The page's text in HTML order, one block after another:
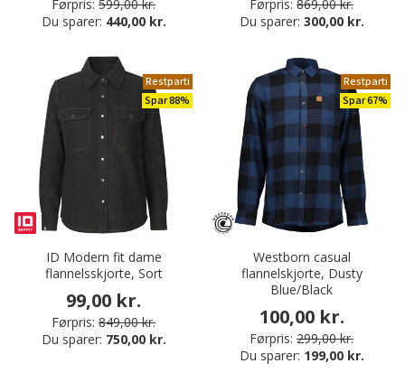
Førpris: 599,00 kr.
Du sparer: 440,00 kr.
Førpris: 869,00 kr.
Du sparer: 300,00 kr.
Restparti
Spar 88%
ID Modern fit dame
flannelsskjorte, Sort
99,00 kr.
Førpris: 849,00 kr.
Du sparer: 750,00 kr.
Restparti
Spar 67%
Westborn casual
flannelskjorte, Dusty
Blue/Black
100,00 kr.
Førpris: 299,00 kr.
Du sparer: 199,00 kr.